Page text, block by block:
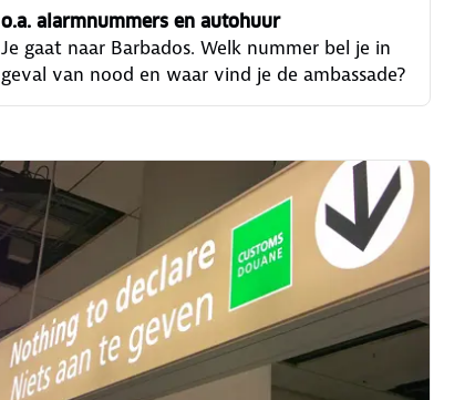
o.a. alarmnummers en autohuur
Je gaat naar Barbados. Welk nummer bel je in
geval van nood en waar vind je de ambassade?